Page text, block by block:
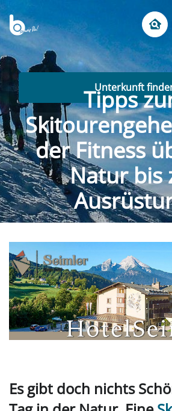
Unterkunft
Tipps
der Fitness
Natur bis
Es gibt doch nichts